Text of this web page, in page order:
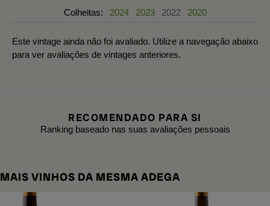
Colheitas: 2024 2023 2022 2020
Este vintage ainda não foi avaliado. Utilize a navegação abaixo
para ver avaliações de vintages anteriores.
RECOMENDADO PARA SI
Ranking baseado nas suas avaliações pessoais
MAIS VINHOS DA MESMA ADEGA